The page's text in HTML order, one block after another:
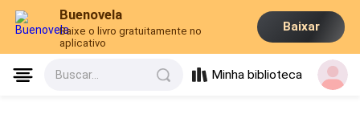
Buenovela
Baixe o livro gratuitamente no
aplicativo
Baixar
Buscar... Minha biblioteca